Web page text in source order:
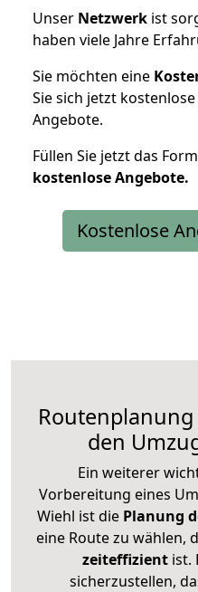
Unser Netzwerk ist
haben viele Jahre
Sie möchten eine
Sie sich jetzt
Angebote.
Füllen Sie jetzt das
kostenloseAngebote.
Kostenlose
den
Ein weiterer
Vorbereitung eines
Wiehl ist die Planung
eine Route zu wählen,
zeiteffizientist.
sicherzustellen,